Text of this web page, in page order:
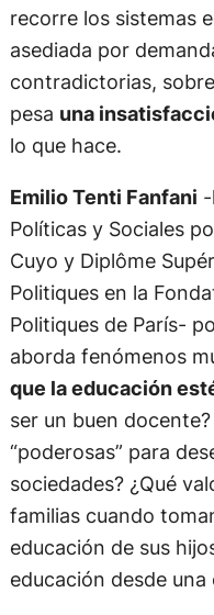
recorre los sistemas
asediada por
contradictorias,
pesa una
lo que hace.
Emilio Tenti Fanfani
Políticas y Sociales
Cuyo y Diplôme
Politiques en la
Politiques de París-
aborda fenómenos
que la educación
ser un buen
“poderosas” para
sociedades? ¿Qué
familias cuando
educación de sus
educación desde